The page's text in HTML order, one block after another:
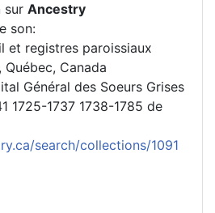
sur Ancestry
son:
et registres paroissiaux
Canada
Général des Soeurs Grises
1725-1737 1738-1785 de
search/collections/1091